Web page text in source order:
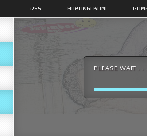
RSS HUBUNGI KAMI
PLEASE WAIT . .